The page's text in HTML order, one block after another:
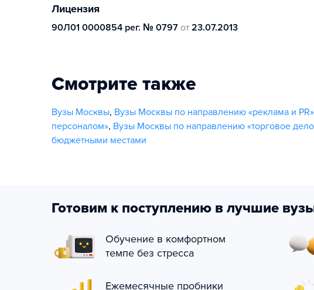
Лицензия
90Л01 0000854 рег. № 0797 от 23.07.2013
Смотрите также
Вузы Москвы, Вузы Москвы по направлению «реклама и PR»
персоналом», Вузы Москвы по направлению «торговое
бюджетными местами
Готовим к поступлению в лучшие
Обучение в комфортном
темпе без стресса
Ежемесячные пробники